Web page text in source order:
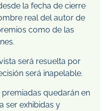
la fecha de cierre
real del autor de
como de las
será resuelta por
será inapelable.
quedarán en
ser exhibidas y